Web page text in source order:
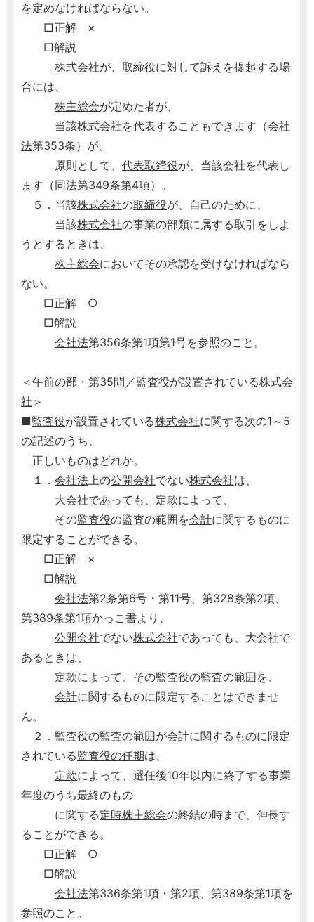
を定めなければならない。
□正解 ×
□解説
株式会社が、 取締役に対して訴えを提起する場
合には、
株主総会が定めた者が、
当該株式会社を代表することもできます（会社
法第353条）が、
原則として、 代表取締役が、当該会社を代表し
ます（同法第349条第4項）。
５．当該株式会社の取締役が、自己のために、
当該株式会社の事業の部類に属する取引をしよ
うとするときは、
株主総会においてその承認を受けなければなら
ない。
□正解 ○
□解説
会社法第356条第1項第1号を参照のこと。
＜午前の部・第35問／監査役が設置されている株式会
社 ＞
■監査役が設置されている株式会社に関する次の1～5
の記述のうち、
正しいものはどれか。
１． 会社法上の公開会社でない株式会社は、
大会社であっても、 定款によって、
その監査役の監査の範囲を会計に関するものに
限定することができる。
□正解 ×
□解説
会社法第2条第6号・第11号、第328条第2項、
第389条第1項かっこ書より、
公開会社でない株式会社であっても、大会社で
あるときは、
定款によって、その監査役の監査の範囲を、
会計に関するものに限定することはできませ
ん。
２． 監査役の監査の範囲が会計に関するものに限定
されている監査役の任期は、
定款によって、選任後10年以内に終了する事業
年度のうち最終のもの
に関する定時株主総会の終結の時まで、伸長す
ることができる。
□正解 ○
□解説
会社法第336条第1項・第2項、第389条第1項を
参照のこと。